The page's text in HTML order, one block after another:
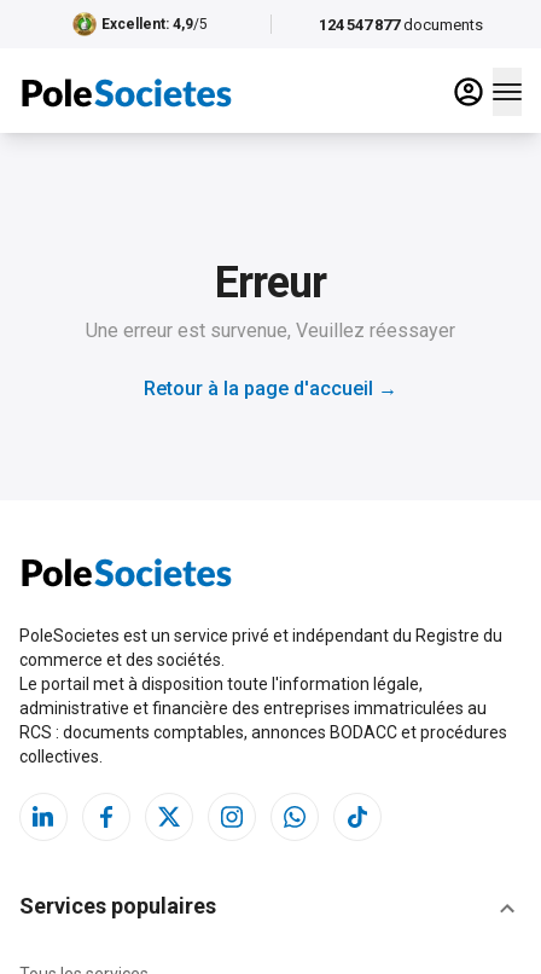
124 547 877 documents
Excellent: 4,9/5
Erreur
Une erreur est survenue, Veuillez réessayer
Retour à la page d'accueil →
PoleSocietes est un service privé et indépendant du Registre du
commerce et des sociétés.
Le portail met à disposition toute l'information légale,
administrative et financière des entreprises immatriculées au
RCS : documents comptables, annonces BODACC et procédures
collectives.
Services populaires